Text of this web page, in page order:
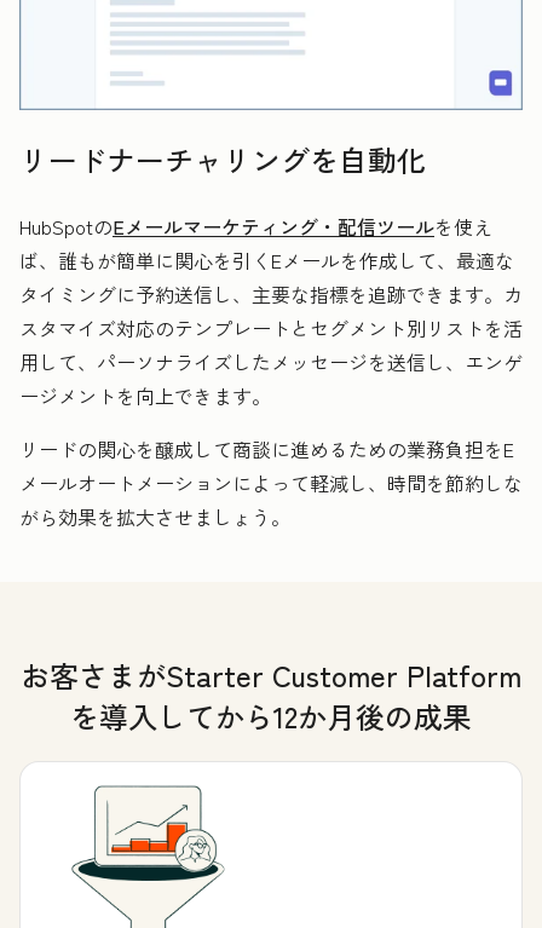
リードナーチャリングを自動化
HubSpotのEメールマーケティング・配信ツールを使え
ば、誰もが簡単に関心を引くEメールを作成して、最適な
タイミングに予約送信し、主要な指標を追跡できます。カ
スタマイズ対応のテンプレートとセグメント別リストを活
用して、パーソナライズしたメッセージを送信し、エンゲ
ージメントを向上できます。
リードの関心を醸成して商談に進めるための業務負担をE
メールオートメーションによって軽減し、時間を節約しな
がら効果を拡大させましょう。
お客さまがStarter Customer Platform
を導入してから12か月後の成果